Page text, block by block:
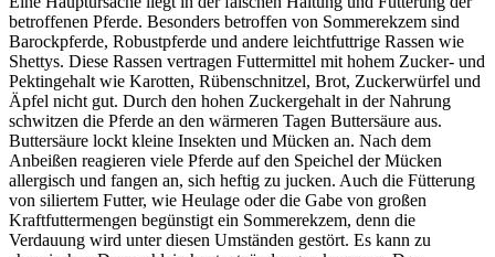
betroffenen Pferde. Besonders betroffen von Sommerekzem sind
Barockpferde, Robustpferde und andere leichtfuttrige Rassen wie
Shettys. Diese Rassen vertragen Futtermittel mit hohem Zucker- und
Pektingehalt wie Karotten, Rübenschnitzel, Brot, Zuckerwürfel und
Äpfel nicht gut. Durch den hohen Zuckergehalt in der Nahrung
schwitzen die Pferde an den wärmeren Tagen Buttersäure aus.
Buttersäure lockt kleine Insekten und Mücken an. Nach dem
Anbeißen reagieren viele Pferde auf den Speichel der Mücken
allergisch und fangen an, sich heftig zu jucken. Auch die Fütterung
von siliertem Futter, wie Heulage oder die Gabe von großen
Kraftfuttermengen begünstigt ein Sommerekzem, denn die
Verdauung wird unter diesen Umständen gestört. Es kann zu